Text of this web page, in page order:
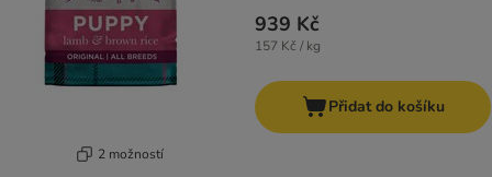
2 možností
939 Kč
157 Kč / kg
Přidat do košíku